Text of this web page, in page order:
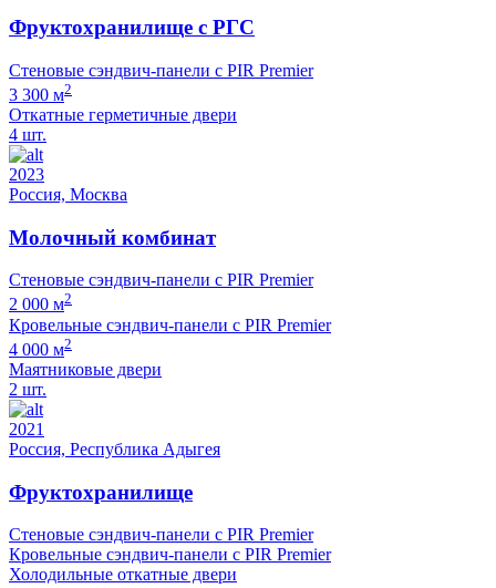
Фруктохранилище с РГС
Стеновые сэндвич-панели с PIR Premier
3 300 м2
Откатные герметичные двери
4 шт.
2023
Россия, Москва
Молочный комбинат
Стеновые сэндвич-панели с PIR Premier
2 000 м2
Кровельные сэндвич-панели с PIR Premier
4 000 м2
Маятниковые двери
2 шт.
2021
Россия, Республика Адыгея
Фруктохранилище
Стеновые сэндвич-панели с PIR Premier
Кровельные сэндвич-панели с PIR Premier
Холодильные откатные двери